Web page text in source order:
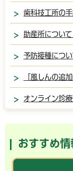
歯科技工所の
助産所につい
予防接種につ
「風しんの追
オンライン診
おすすめ情